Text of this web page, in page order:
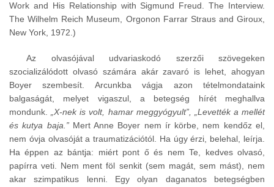
Work and His Relationship with Sigmund Freud. The Interview.
The Wilhelm Reich Museum, Orgonon Farrar Straus and Giroux,
New York, 1972.)
Az olvasójával udvariaskodó szerzői szövegeken
szocializálódott olvasó számára akár zavaró is lehet, ahogyan
Boyer szembesít. Arcunkba vágja azon tételmondataink
balgaságát, melyet vigaszul, a betegség hírét meghallva
mondunk.„X-nek is volt, hamar meggyógyult”, „Levették a mellét
és kutya baja.”Mert Anne Boyer nem ír körbe, nem kendőz el,
nem óvja olvasóját a traumatizációtól. Ha úgy érzi, belehal, leírja.
Ha éppen az bántja: miért pont ő és nem Te, kedves olvasó,
papírra veti. Nem ment föl senkit (sem magát, sem mást), nem
akar szimpatikus lenni. Egy olyan daganatos betegségben